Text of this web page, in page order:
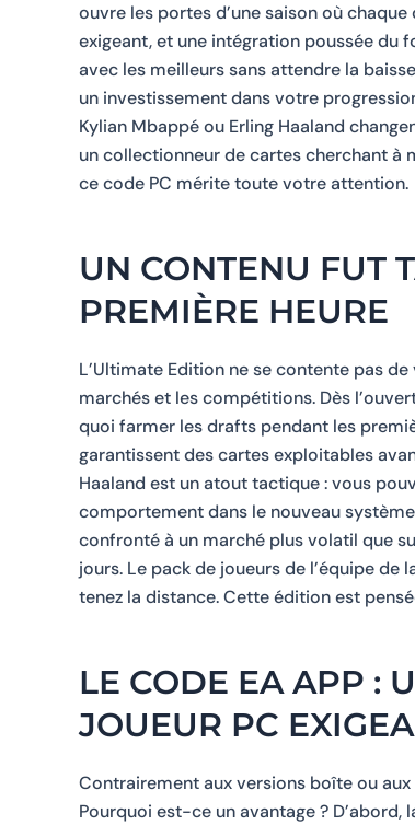
ouvre les portes d’une saison où
exigeant, et une intégration poussée du
avec les meilleurs sans attendre la
un investissement dans votre
Kylian Mbappé ou Erling Haaland
un collectionneur de cartes cherchant
ce code PC mérite toute votre attention.
UN CONTENU FUT
PREMIÈRE HEURE
L’Ultimate Edition ne se contente pas
marchés et les compétitions. Dès
quoi farmer les drafts pendant les
garantissent des cartes exploitables
Haaland est un atout tactique : vous
comportement dans le nouveau
confronté à un marché plus volatil que
jours. Le pack de joueurs de l’équipe de
tenez la distance. Cette édition est
LE CODE EA APP :
JOUEUR PC
Contrairement aux versions boîte ou
Pourquoi est-ce un avantage ?